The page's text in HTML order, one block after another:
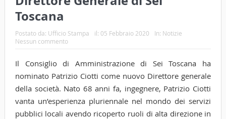
Toscana
Postato da: Ufficio Stampa il: 05 Febbraio 2020 In: Notizie
Nessun commento
Il Consiglio di Amministrazione di Sei Toscana ha
nominato Patrizio Ciotti come nuovo Direttore generale
della società. Nato 68 anni fa, ingegnere, Patrizio Ciotti
vanta un’esperienza pluriennale nel mondo dei servizi
pubblici locali avendo ricoperto ruoli di alta direzione in